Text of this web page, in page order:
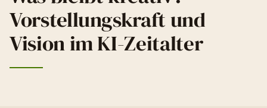
Vorstellungskraft und
Vision im KI-Zeitalter